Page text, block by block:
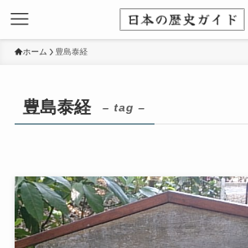
ホーム 豊島泰経
豊島泰経 – tag –